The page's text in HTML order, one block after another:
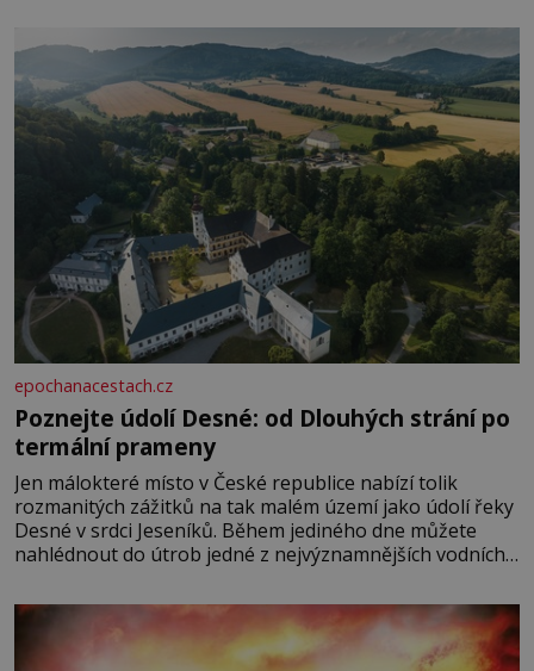
epochanacestach.cz
Poznejte údolí Desné: od Dlouhých strání po
termální prameny
Jen málokteré místo v České republice nabízí tolik
rozmanitých zážitků na tak malém území jako údolí řeky
Desné v srdci Jeseníků. Během jediného dne můžete
nahlédnout do útrob jedné z nejvýznamnějších vodních
se na koloběžce a den zakončit poznáváním památek ve
Velkých Losinách nebo v termálním